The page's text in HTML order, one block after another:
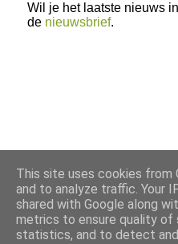
Wil je het laatste nieuws
de nieuwsbrief.
This site uses cookies
and to analyze traffic. Your
shared with Google along
metrics to ensure quality of
statistics, and to detect and